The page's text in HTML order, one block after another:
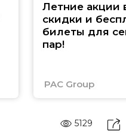
Летние акции
скидки и
билеты для
пар!
PAC Group
5129